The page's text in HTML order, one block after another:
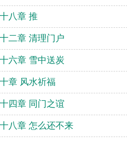
八章 推
二章 清理门户
六章 雪中送炭
章 风水祈福
四章 同门之谊
八章 怎么还不来